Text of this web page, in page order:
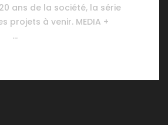
ans de la société, la série
les projets à venir. MEDIA +